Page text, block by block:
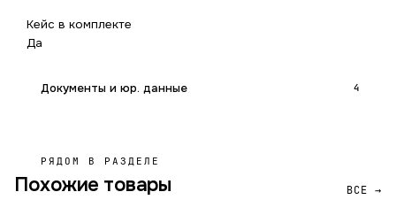
Кейс в комплекте
Да
Документы и юр. данные 4
РЯДОМ В РАЗДЕЛЕ
Похожие товары ВСЕ →